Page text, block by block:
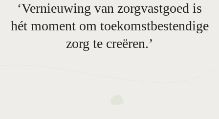
Vernieuwing van zorgvastgoed is
hét moment om toekomstbestendige
zorg te creëren.